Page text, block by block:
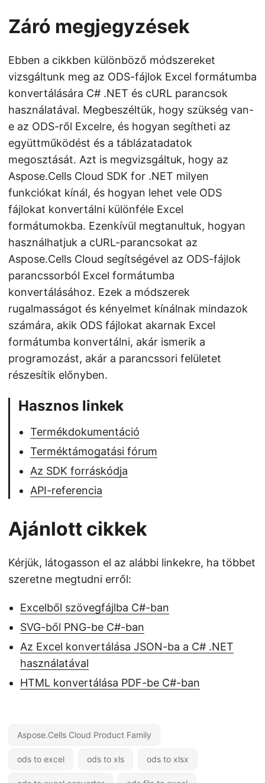
Záró megjegyzések
Ebben a cikkben különböző módszereket
vizsgáltunk meg az ODS-fájlok Excel formátumba
konvertálására C# .NET és cURL parancsok
használatával. Megbeszéltük, hogy szükség van-
e az ODS-ről Excelre, és hogyan segítheti az
együttműködést és a táblázatadatok
megosztását. Azt is megvizsgáltuk, hogy az
Aspose.Cells Cloud SDK for .NET milyen
funkciókat kínál, és hogyan lehet vele ODS
fájlokat konvertálni különféle Excel
formátumokba. Ezenkívül megtanultuk, hogyan
használhatjuk a cURL-parancsokat az
Aspose.Cells Cloud segítségével az ODS-fájlok
parancssorból Excel formátumba
konvertálásához. Ezek a módszerek
rugalmasságot és kényelmet kínálnak mindazok
számára, akik ODS fájlokat akarnak Excel
formátumba konvertálni, akár ismerik a
programozást, akár a parancssori felületet
részesítik előnyben.
Hasznos linkek
Termékdokumentáció
Terméktámogatási fórum
Az SDK forráskódja
API-referencia
Ajánlott cikkek
Kérjük, látogasson el az alábbi linkekre, ha többet
szeretne megtudni erről:
Excelből szövegfájlba C#-ban
SVG-ből PNG-be C#-ban
Az Excel konvertálása JSON-ba a C# .NET
használatával
HTML konvertálása PDF-be C#-ban
Aspose.Cells Cloud Product Family
ods to excel ods to xls ods to xlsx